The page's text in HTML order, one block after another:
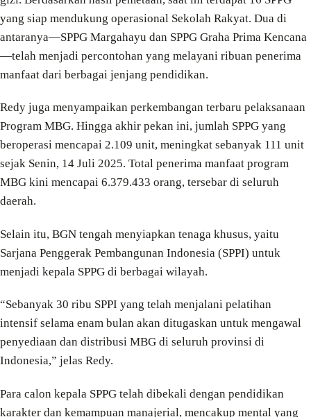
yang siap mendukung operasional Sekolah Rakyat. Dua di
antaranya—SPPG Margahayu dan SPPG Graha Prima Kencana
—telah menjadi percontohan yang melayani ribuan penerima
manfaat dari berbagai jenjang pendidikan.
Redy juga menyampaikan perkembangan terbaru pelaksanaan
Program MBG. Hingga akhir pekan ini, jumlah SPPG yang
beroperasi mencapai 2.109 unit, meningkat sebanyak 111 unit
sejak Senin, 14 Juli 2025. Total penerima manfaat program
MBG kini mencapai 6.379.433 orang, tersebar di seluruh
daerah.
Selain itu, BGN tengah menyiapkan tenaga khusus, yaitu
Sarjana Penggerak Pembangunan Indonesia (SPPI) untuk
menjadi kepala SPPG di berbagai wilayah.
“Sebanyak 30 ribu SPPI yang telah menjalani pelatihan
intensif selama enam bulan akan ditugaskan untuk mengawal
penyediaan dan distribusi MBG di seluruh provinsi di
Indonesia,” jelas Redy.
Para calon kepala SPPG telah dibekali dengan pendidikan
karakter dan kemampuan manajerial, mencakup mental yang